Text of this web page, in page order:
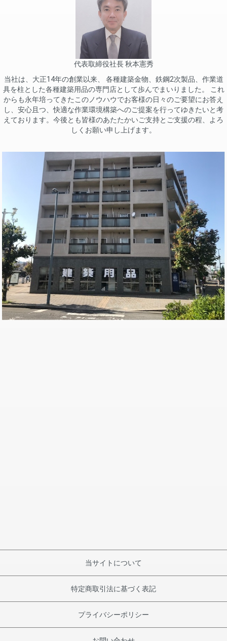
代表取締役社長 秋本憲秀
当社は、大正14年の創業以来、 各種建築金物、鉄鋼2次製品、作業道
具を柱とした各種建築用品の専門店として歩んでまいりました。 これ
からも永年培ってきたこのノウハウでお客様の日々のご要望にお答え
し、安心且つ、快適な作業環境構築へのご提案を行ってゆきたいと考
えております。今後とも皆様のあたたかいご支持とご支援の程、よろ
しくお願い申し上げます。
当サイトについて
特定商取引法に基づく表記
プライバシーポリシー